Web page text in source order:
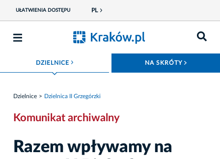
UŁATWIENIA DOSTĘPU PL
DZIELNICE ROZWIŃ MENU NA SKRÓTY
Dzielnice Dzielnica II Grzegórzki
Komunikat archiwalny
Razem wpływamy na